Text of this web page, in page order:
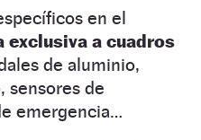
en el
a cuadros
de aluminio,
sensores de
emergencia…